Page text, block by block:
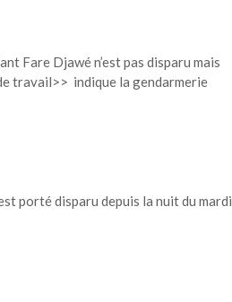
Fare Djawé n’est pas disparu mais
travail>> indique la gendarmerie
porté disparu depuis la nuit du mardi